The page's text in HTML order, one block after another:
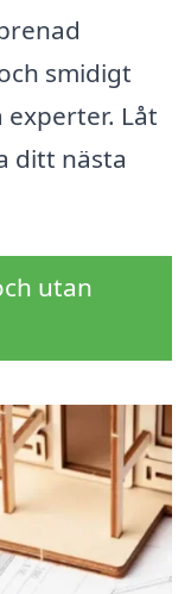
smidigt
Låt
ditt nästa
utan